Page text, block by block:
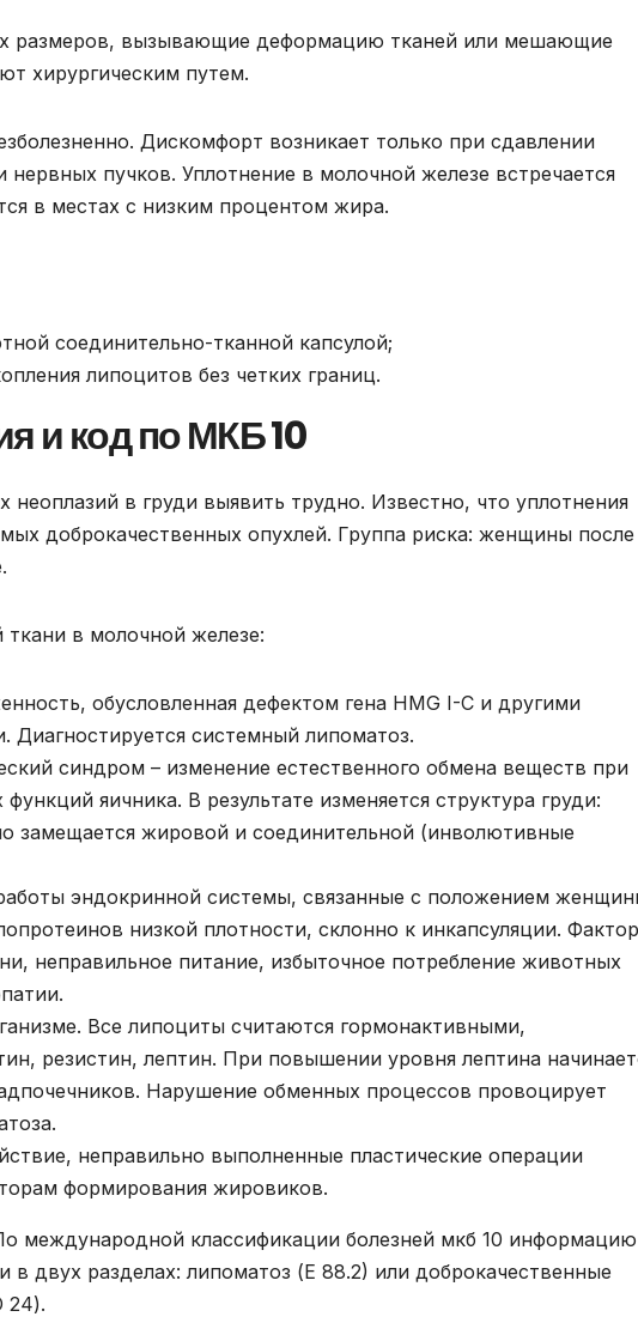
размеров, вызывающие деформацию тканей или мешающие
хирургическим путем.
Дискомфорт возникает только при сдавлении
пучков. Уплотнение в молочной железе встречается
в местах с низким процентом жира.
соединительно-тканной капсулой;
липоцитов без четких границ.
и код по МКБ 10
в груди выявить трудно. Известно, что уплотнения
доброкачественных опухлей. Группа риска: женщины
в молочной железе:
обусловленная дефектом гена HMG I-C и другими
системный липоматоз.
синдром – изменение естественного обмена веществ при
яичника. В результате изменяется структура груди:
замещается жировой и соединительной (инволютивные
эндокринной системы, связанные с положением
низкой плотности, склонно к инкапсуляции.
неправильное питание, избыточное потребление животных
Все липоциты считаются гормонактивными,
резистин, лептин. При повышении уровня лептина
Нарушение обменных процессов провоцирует
неправильно выполненные пластические операции
формирования жировиков.
международной классификации болезней мкб 10
в двух разделах: липоматоз (Е 88.2) или доброкачественные
24).